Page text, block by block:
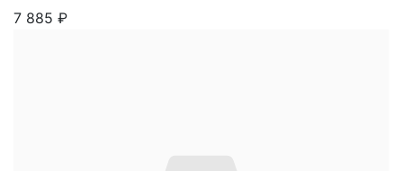
7 885 ₽